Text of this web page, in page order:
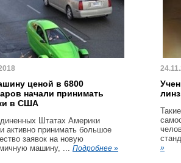
ценой в 6800
начали принимать
в США
Штатах Америки
активно принимать большое
заявок на новую
машину, ... Подробнее »
»